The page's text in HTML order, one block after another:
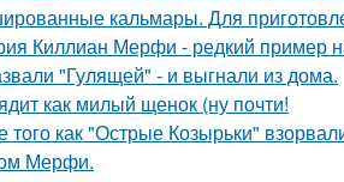
кальмары. Для
Киллиан Мерфи - редкий пример
"Гулящей" - и выгнали из дома.
как милый щенок (ну почти!
того как "Острые Козырьки"
Мерфи.